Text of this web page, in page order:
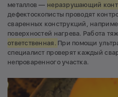
металлов — неразрушающий
дефектоскописты проводят
сваренных конструкций,
поверхностей нагрева. Работа
ответственная. При помощи
специалист проверят каждый
непроваренного участка.